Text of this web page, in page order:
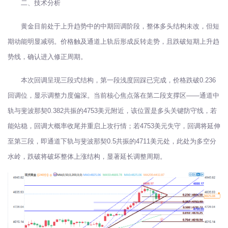
二、技术分析
黄金目前处于上升趋势中的中期回调阶段，整体多头结构未改，但短
期动能明显减弱。价格触及通道上轨后形成反转走势，且跌破短期上升趋
势线，确认进入修正周期。
本次回调呈现三段式结构，第一段浅度回踩已完成，价格跌破0.236
回调位，显示调整力度偏深。当前核心焦点落在第二段支撑区——通道中
轨与斐波那契0.382共振的4753美元附近，该位置是多头关键防守线，若
能站稳，回调大概率收尾并重启上攻行情；若4753美元失守，回调将延伸
至第三段，即通道下轨与斐波那契0.5共振的4711美元处，此处为多空分
水岭，跌破将破坏整体上涨结构，显著延长调整周期。